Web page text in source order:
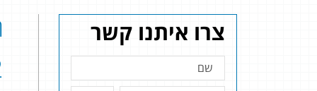
צרו איתנו קשר